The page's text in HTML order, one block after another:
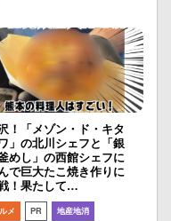
！「メゾン・ド・キタ
」の北川シェフと「銀
めし」の西館シェフに
で巨大たこ焼き作りに
！果たして…
メ PR 地産地消